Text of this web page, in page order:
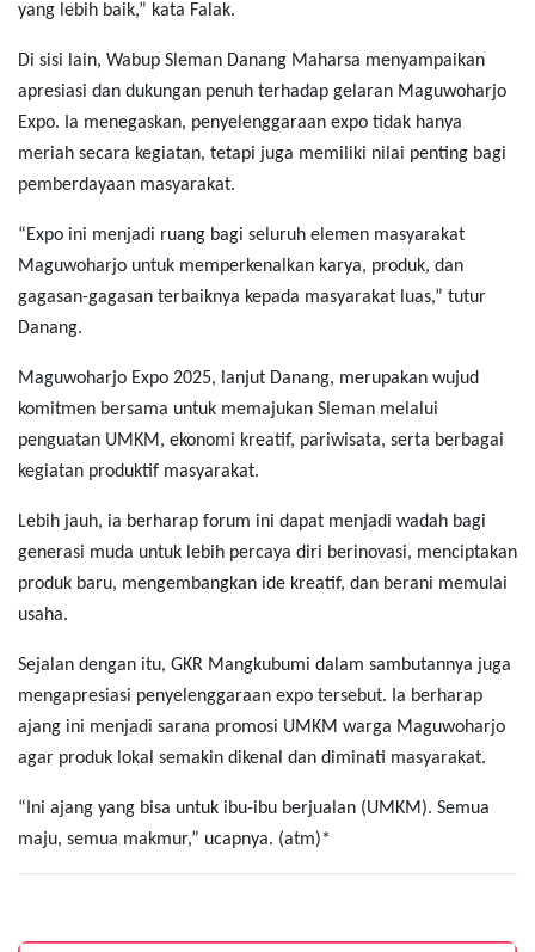
yang lebih baik,” kata Falak.
Di sisi lain, Wabup Sleman Danang Maharsa menyampaikan
apresiasi dan dukungan penuh terhadap gelaran Maguwoharjo
Expo. Ia menegaskan, penyelenggaraan expo tidak hanya
meriah secara kegiatan, tetapi juga memiliki nilai penting bagi
pemberdayaan masyarakat.
“Expo ini menjadi ruang bagi seluruh elemen masyarakat
Maguwoharjo untuk memperkenalkan karya, produk, dan
gagasan-gagasan terbaiknya kepada masyarakat luas,” tutur
Danang.
Maguwoharjo Expo 2025, lanjut Danang, merupakan wujud
komitmen bersama untuk memajukan Sleman melalui
penguatan UMKM, ekonomi kreatif, pariwisata, serta berbagai
kegiatan produktif masyarakat.
Lebih jauh, ia berharap forum ini dapat menjadi wadah bagi
generasi muda untuk lebih percaya diri berinovasi, menciptakan
produk baru, mengembangkan ide kreatif, dan berani memulai
usaha.
Sejalan dengan itu, GKR Mangkubumi dalam sambutannya juga
mengapresiasi penyelenggaraan expo tersebut. Ia berharap
ajang ini menjadi sarana promosi UMKM warga Maguwoharjo
agar produk lokal semakin dikenal dan diminati masyarakat.
“Ini ajang yang bisa untuk ibu-ibu berjualan (UMKM). Semua
maju, semua makmur,” ucapnya. (atm)*